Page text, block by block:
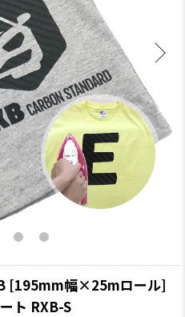
[195mm幅×25mロール]
ト RXB-S